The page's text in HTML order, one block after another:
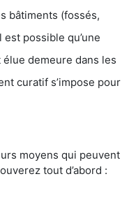
bâtiments (fossés,
est possible qu’une
demeure dans les
curatif s’impose pour
moyens qui peuvent
tout d’abord :